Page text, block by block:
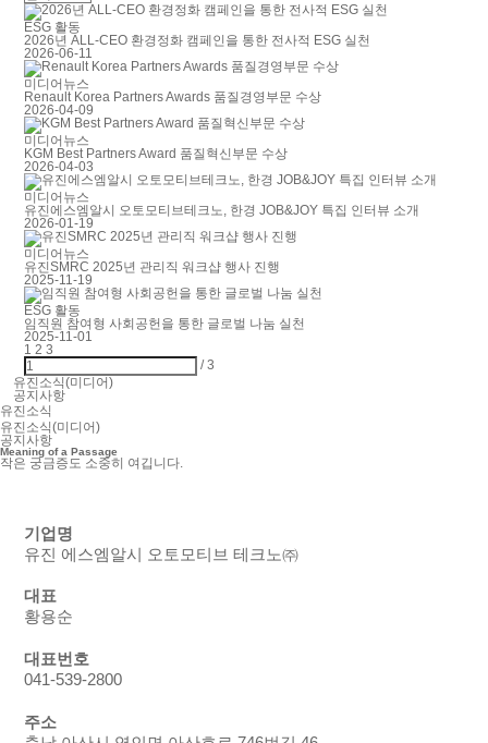
ESG 활동
2026년 ALL-CEO 환경정화 캠페인을 통한 전사적 ESG 실천
2026-06-11
미디어뉴스
Renault Korea Partners Awards 품질경영부문 수상
2026-04-09
미디어뉴스
KGM Best Partners Award 품질혁신부문 수상
2026-04-03
미디어뉴스
유진에스엠알시 오토모티브테크노, 한경 JOB&JOY 특집 인터뷰 소개
2026-01-19
미디어뉴스
유진SMRC 2025년 관리직 워크샵 행사 진행
2025-11-19
ESG 활동
임직원 참여형 사회공헌을 통한 글로벌 나눔 실천
2025-11-01
1 2 3
/ 3
유진소식(미디어)
공지사항
유진소식
유진소식(미디어)
공지사항
Meaning of a Passage
작은 궁금증도 소중히 여깁니다.
기업명
유진 에스엠알시 오토모티브 테크노㈜
대표
황용순
대표번호
041-539-2800
주소